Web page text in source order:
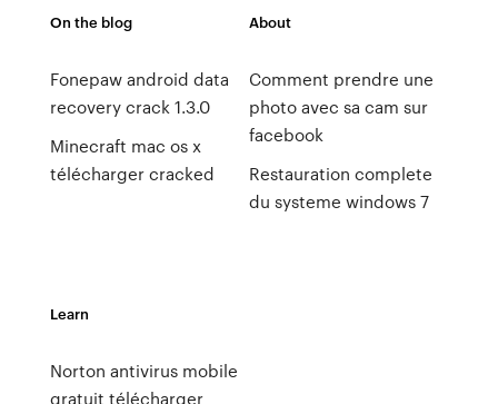
On the blog
Fonepaw android data
recovery crack 1.3.0
Minecraft mac os x
télécharger cracked
About
Comment prendre une
photo avec sa cam sur
facebook
Restauration complete
du systeme windows 7
Learn
Norton antivirus mobile
gratuit télécharger